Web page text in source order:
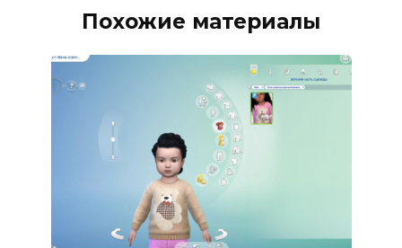
Похожие материалы